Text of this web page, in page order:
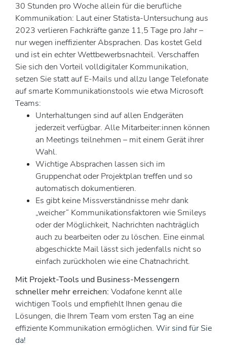
30 Stunden pro Woche allein für die berufliche
Kommunikation: Laut einer Statista-Untersuchung aus
2023 verlieren Fachkräfte ganze 11,5 Tage pro Jahr –
nur wegen ineffizienter Absprachen. Das kostet Geld
und ist ein echter Wettbewerbsnachteil. Verschaffen
Sie sich den Vorteil volldigitaler Kommunikation,
setzen Sie statt auf E-Mails und allzu lange Telefonate
auf smarte Kommunikationstools wie etwa Microsoft
Teams:
Unterhaltungen sind auf allen Endgeräten
jederzeit verfügbar. Alle Mitarbeiter:innen können
an Meetings teilnehmen – mit einem Gerät ihrer
Wahl.
Wichtige Absprachen lassen sich im
Gruppenchat oder Projektplan treffen und so
automatisch dokumentieren.
Es gibt keine Missverständnisse mehr dank
„weicher“ Kommunikationsfaktoren wie Smileys
oder der Möglichkeit, Nachrichten nachträglich
auch zu bearbeiten oder zu löschen. Eine einmal
abgeschickte Mail lässt sich jedenfalls nicht so
einfach zurückholen wie eine Chatnachricht.
Mit Projekt-Tools und Business-Messengern
schneller mehr erreichen: Vodafone kennt alle
wichtigen Tools und empfiehlt Ihnen genau die
Lösungen, die Ihrem Team vom ersten Tag an eine
effiziente Kommunikation ermöglichen. Wir sind für Sie
da!